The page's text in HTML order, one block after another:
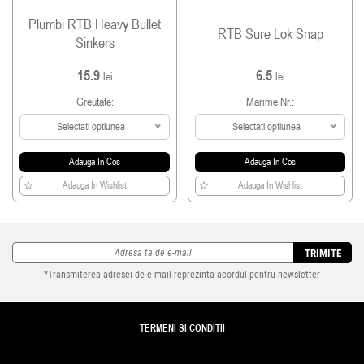
Plumbi RTB Heavy Bullet
Sinkers
15.9 lei
Greutate:
Selectati optiunea
Adauga In Cos
Adauga In Wishlist
RTB Sure Lok Snap
6.5 lei
Marime Nr.:
Selectati optiunea
Adauga In Cos
Adauga In Wishlist
TERMENI SI CONDITII
TRIMITE
*Transmiterea adresei de e-mail reprezinta acordul pentru newsletter